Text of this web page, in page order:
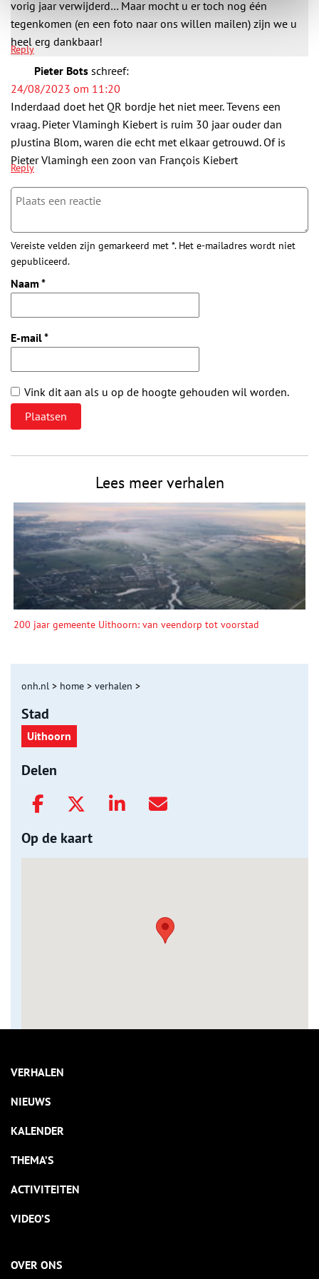
vorig jaar verwijderd… Maar mocht u er toch nog één
tegenkomen (en een foto naar ons willen mailen) zijn we u
heel erg dankbaar!
Reply
Pieter Bots schreef:
24/08/2023 om 11:20
Inderdaad doet het QR bordje het niet meer. Tevens een
vraag. Pieter Vlamingh Kiebert is ruim 30 jaar ouder dan
pJustina Blom, waren die echt met elkaar getrouwd. Of is
Pieter Vlamingh een zoon van François Kiebert
Reply
Vereiste velden zijn gemarkeerd met *. Het e-mailadres wordt niet
gepubliceerd.
Naam *
E-mail*
Vink dit aan als u op de hoogte gehouden wil worden.
Lees meer verhalen
200 jaar gemeente Uithoorn: van veendorp tot voorstad
onh.nl > home > verhalen >
Stad
Uithoorn
Delen
Op de kaart
VERHALEN
NIEUWS
KALENDER
THEMA’S
ACTIVITEITEN
VIDEO’S
OVER ONS